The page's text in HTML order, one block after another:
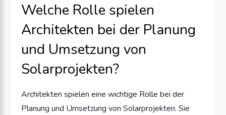
Welche Rolle spielen
Architekten bei der Planung
und Umsetzung von
Solarprojekten?
Architekten spielen eine wichtige Rolle bei der
Planung und Umsetzung von Solarprojekten. Sie